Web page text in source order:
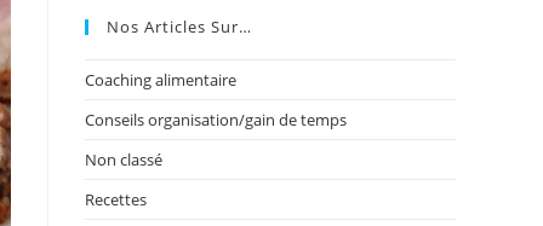
Nos Articles Sur…
Coaching alimentaire
Conseils organisation/gain de temps
Non classé
Recettes